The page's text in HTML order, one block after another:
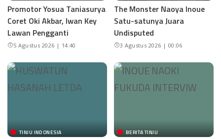
Promotor Yosua Taniasurya
Coret Oki Akbar, Iwan Key
Lawan Pengganti
5 Agustus 2026 | 14:40
The Monster Naoya Inoue
Satu-satunya Juara
Undisputed
3 Agustus 2026 | 00:06
TINJU INDONESIA BERITA TINJU